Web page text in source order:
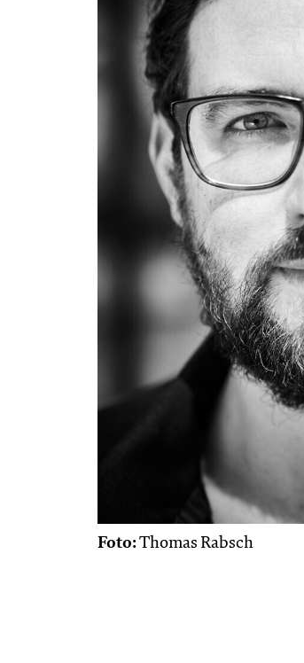
Foto:Thomas Rabsch